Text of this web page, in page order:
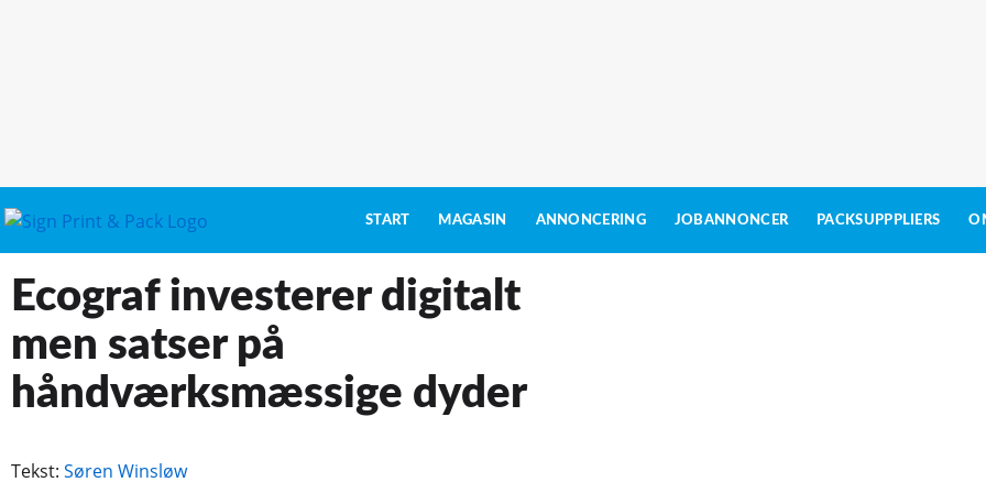
START MAGASIN ANNONCERING JOBANNONCER PACKSUPPPLIERS
Ecograf investerer digitalt
men satser på
håndværksmæssige dyder
Tekst: Søren Winsløw